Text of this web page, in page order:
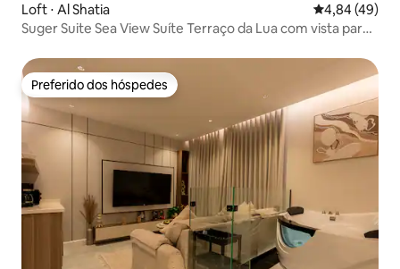
Loft ⋅ Al Shatia 4,84 de uma
4,84 (49)
Suger Suite Sea View Suíte Terraço da Lua com vista para
Preferido dos hóspedes
Preferido dos hóspedes